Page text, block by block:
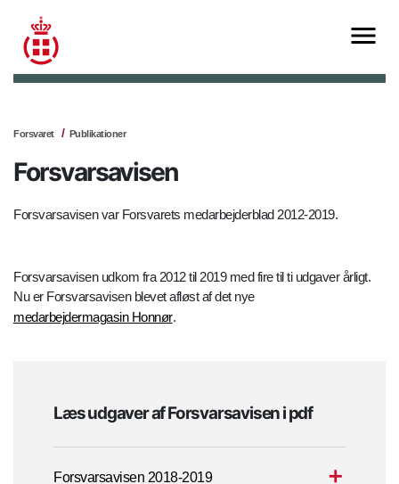
Forsvaret Publikationer
Forsvarsavisen
Forsvarsavisen var Forsvarets medarbejderblad 2012-2019.
Forsvarsavisen udkom fra 2012 til 2019 med fire til ti udgaver årligt.
Nu er Forsvarsavisen blevet afløst af det nye
medarbejdermagasin Honnør.
Læs udgaver af Forsvarsavisen i pdf
Forsvarsavisen 2018-2019